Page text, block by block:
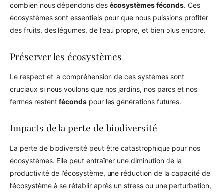
combien nous dépendons des écosystèmes féconds. Ces
écosystèmes sont essentiels pour que nous puissions profiter
des fruits, des légumes, de l’eau propre, et bien plus encore.
Préserver les écosystèmes
Le respect et la compréhension de ces systèmes sont
cruciaux si nous voulons que nos jardins, nos parcs et nos
fermes restent féconds pour les générations futures.
Impacts de la perte de biodiversité
La perte de biodiversité peut être catastrophique pour nos
écosystèmes. Elle peut entraîner une diminution de la
productivité de l’écosystème, une réduction de la capacité de
l’écosystème à se rétablir après un stress ou une perturbation,